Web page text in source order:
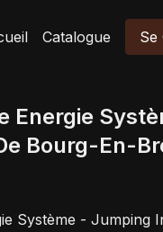
Catalogue Se
Energie
Bourg-En-
Système - Jumping